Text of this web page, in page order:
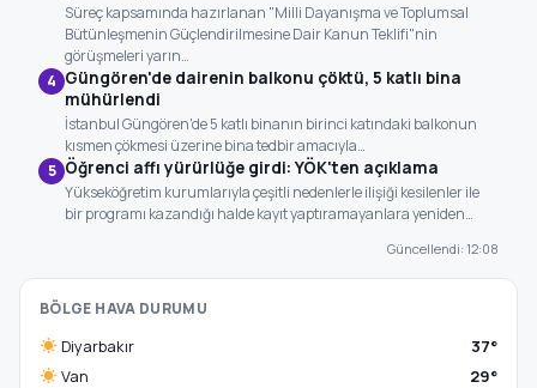
Süreç kapsamında hazırlanan "Milli Dayanışma ve Toplumsal
Bütünleşmenin Güçlendirilmesine Dair Kanun Teklifi"nin
görüşmeleri yarın…
4 Güngören'de dairenin balkonu çöktü, 5 katlı bina
mühürlendi
İstanbul Güngören'de 5 katlı binanın birinci katındaki balkonun
kısmen çökmesi üzerine bina tedbir amacıyla…
5 Öğrenci affı yürürlüğe girdi: YÖK'ten açıklama
Yükseköğretim kurumlarıyla çeşitli nedenlerle ilişiği kesilenler ile
bir programı kazandığı halde kayıt yaptıramayanlara yeniden…
Güncellendi: 12:08
BÖLGE HAVA DURUMU
Diyarbakır
37°
Van
29°